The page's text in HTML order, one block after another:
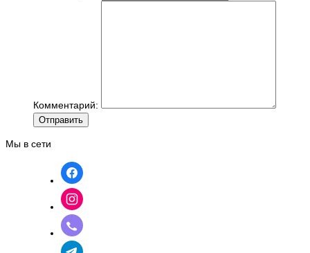
Комментарий:
Отправить
Мы в сети